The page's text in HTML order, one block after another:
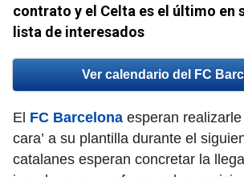
contrato y el Celta es el último en
lista de interesados
Ver calendario del FC
El FC Barcelona esperan realizarle
cara’ a su plantilla durante el
catalanes esperan concretar la